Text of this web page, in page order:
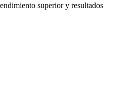
superior y resultados